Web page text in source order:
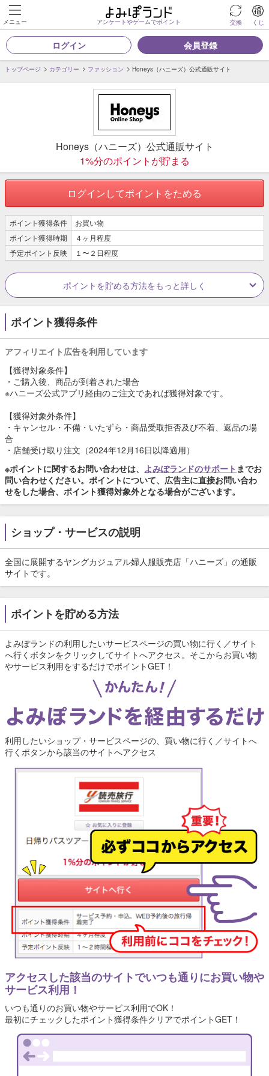
メニュー アンケートやゲームでポイント 交換 くじ
ログイン 会員登録
トップページ カテゴリー ファッション Honeys（ハニーズ）公式通販サイト
Honeys（ハニーズ）公式通販サイト
1%分のポイントが貯まる
ログインしてポイントをためる
ポイント獲得条件
お買い物
ポイント獲得時期
４ヶ月程度
予定ポイント反映
１〜２日程度
ポイントを貯める方法をもっと詳しく
ポイント獲得条件
アフィリエイト広告を利用しています
【獲得対象条件】
・ご購入後、商品が到着された場合
※ハニーズ公式アプリ経由のご注文であれば獲得対象です。
【獲得対象外条件】
・キャンセル・不備・いたずら・商品受取拒否及び不着、返品の場
合
・店舗受け取り注文（2024年12月16日以降適用）
※ポイントに関するお問い合わせは、 よみぽランドのサポート までお
問い合わせください。ポイントについて、広告主に直接お問い合わ
せをした場合、ポイント獲得対象外となる場合がございます。
ショップ・サービスの説明
全国に展開するヤングカジュアル婦人服販売店「ハニーズ」の通販
サイトです。
ポイントを貯める方法
よみぽランドの利用したいサービスページの買い物に行く／サイト
へ行くボタンをクリックしてサイトへアクセス。そこからお買い物
やサービス利用をするだけでポイントGET！
利用したいショップ・サービスページの、買い物に行く／サイトへ
行くボタンから該当のサイトへアクセス
アクセスした該当のサイトでいつも通りにお買い物や
サービス利用！
いつも通りのお買い物やサービス利用でOK！
最初にチェックしたポイント獲得条件クリアでポイントGET！